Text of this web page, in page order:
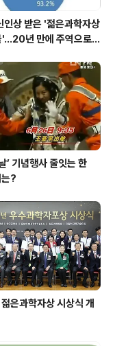
인상 받은 '젊은과학자상
'…20년 만에 주역으로
’ 기념행사 줄잇는 한
?
은과학자상 시상식 개